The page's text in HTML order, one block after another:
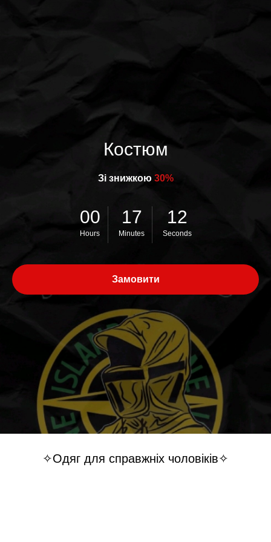
Костюм
Зі знижкою 30%
00
Hours
17
Minutes
12
Seconds
Замовити
✧Одяг для справжніх чоловіків✧